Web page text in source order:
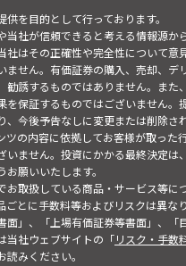
を目的として行っております。
当社が信頼できると考える情報源か
社はその正確性や完全性について意
せん。有価証券の購入、売却、デ
勧誘するものではありません。また
を保証するものではございません。
、今後予告なしに変更または削除さ
ツの内容に依拠してお客様が取った
いません。投資にかかる最終決定は
願いいたします。
お取扱している商品・サービス等に
ごとに手数料等およびリスクは異な
面」、「上場有価証券等書面」、「
当社ウェブサイトの「リスク・手数
読みください。